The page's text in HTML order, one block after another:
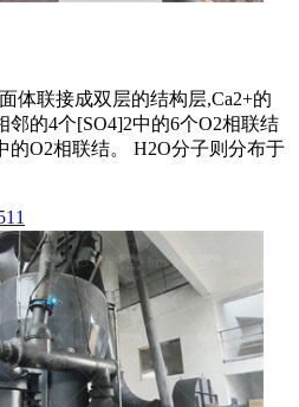
体联接成双层的结构层,Ca2+的
邻的4个[SO4]2中的6个O2相联结
的O2相联结。 H2O分子则分布于